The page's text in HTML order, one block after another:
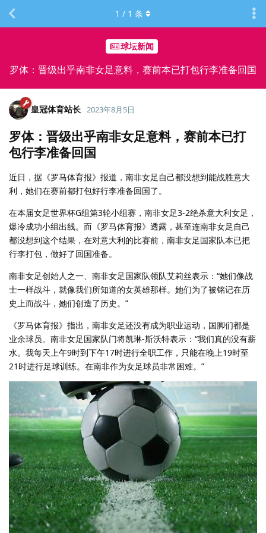
球坛新闻
罗体：晋级出乎南非女足意料，赛前本已打包行李准备回国
1 / 1 条
皇冠体育站长 2023年8月5日
罗体：晋级出乎南非女足意料，赛前本已打
包行李准备回国
近日，据《罗马体育报》报道，南非女足自己都没想到能战胜意大
利，她们在赛前都打包好行李准备回国了。
在本届女足世界杯G组第3轮小组赛，南非女足3-2绝杀意大利女足，
爆冷成功小组出线。而《罗马体育报》透露，甚至连南非女足自己
都没想到这个结果，在对意大利的比赛前，南非女足国家队本已把
行李打包，做好了回国准备。
南非女足创始人之一、南非女足国家队领队艾莉丝表示：“她们像战
士一样战斗，就像我们所知道的女英雄那样。她们为了被铭记在历
史上而战斗，她们创造了历史。”
《罗马体育报》指出，南非女足还没有成为职业运动，国脚们都是
业余球员。南非女足国家队门将凯琳-斯沃特表示：“我们真的没有薪
水。我每天上午9时到下午17时进行全职工作，只能在晚上19时至
21时进行足球训练。在南非作为女足球员非常困难。”